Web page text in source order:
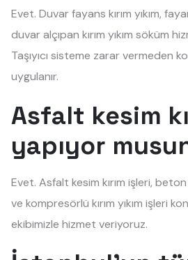
Evet. Duvar fayans kırım yıkım,
duvar alçıpan kırım yıkım söküm
Taşıyıcı sisteme zarar vermeden
uygulanır.
Asfalt kesim
yapıyor
Evet. Asfalt kesim kırım işleri, beton
ve kompresörlü kırım yıkım işleri
ekibimizle hizmet veriyoruz.